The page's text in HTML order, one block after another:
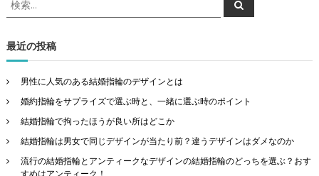
索
象
:
検
索
最近の投稿
男性に人気のある結婚指輪のデザインとは
婚約指輪をサプライズで選ぶ時と、一緒に選ぶ時のポイント
結婚指輪で拘ったほうが良い所はどこか
結婚指輪は男女で同じデザインが当たり前？違うデザインはダメなのか
流行の結婚指輪とアンティークなデザインの結婚指輪のどっちを選ぶ？おす
すめはアンティーク！